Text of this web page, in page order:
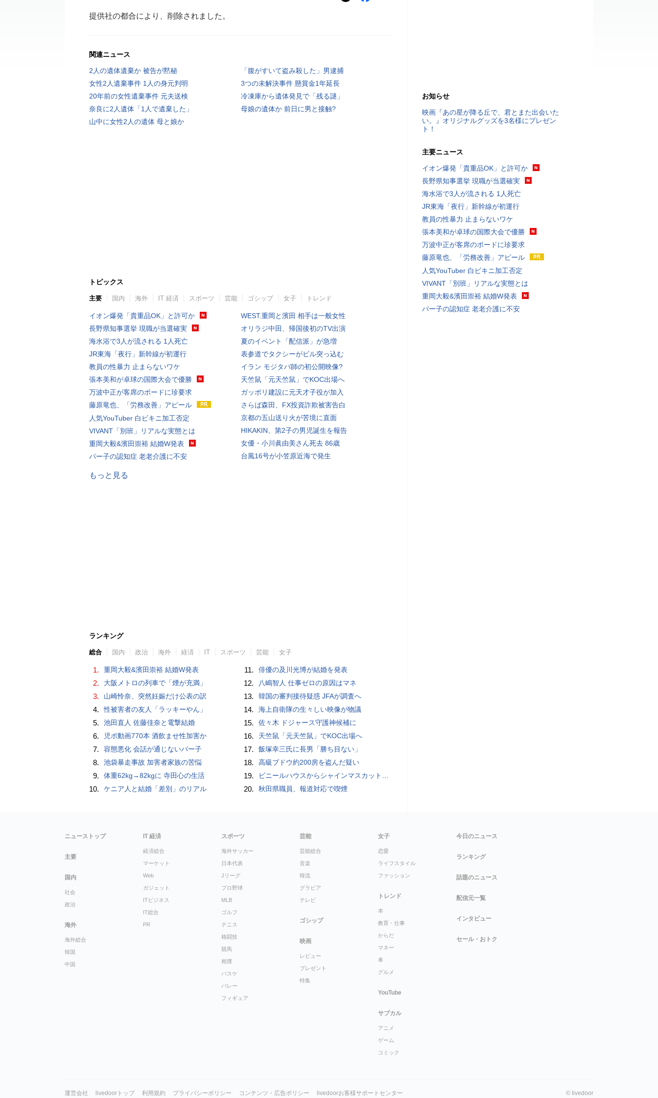
提供社の都合により、削除されました。
関連ニュース
2人の遺体遺棄か 被告が黙秘
「腹がすいて盗み殺した」男逮捕
女性2人遺棄事件 1人の身元判明
3つの未解決事件 懸賞金1年延長
20年前の女性遺棄事件 元夫送検
冷凍庫から遺体発見で「残る謎」
奈良に2人遺体「1人で遺棄した」
母娘の遺体か 前日に男と接触?
山中に女性2人の遺体 母と娘か
トピックス
主要 国内 海外 IT 経済 スポーツ 芸能 ゴシップ 女子 トレンド
イオン爆発「貴重品OK」と許可か
長野県知事選挙 現職が当選確実
海水浴で3人が流される 1人死亡
JR東海「夜行」新幹線が初運行
教員の性暴力 止まらないワケ
張本美和が卓球の国際大会で優勝
万波中正が客席のボードに珍要求
藤原竜也、「労務改善」アピール
人気YouTuber 白ビキニ加工否定
VIVANT「別班」リアルな実態とは
重岡大毅&濱田崇裕 結婚W発表
パー子の認知症 老老介護に不安
WEST.重岡と濱田 相手は一般女性
オリラジ中田、帰国後初のTV出演
夏のイベント「配信派」が急増
表参道でタクシーがビル突っ込む
イラン モジタバ師の初公開映像?
天竺鼠「元天竺鼠」でKOC出場へ
ガッポリ建設に元天才子役が加入
さらば森田、FX投資詐欺被害告白
京都の五山送り火が苦境に直面
HIKAKIN、第2子の男児誕生を報告
女優・小川眞由美さん死去 86歳
台風16号が小笠原近海で発生
もっと見る
ランキング
総合 国内 政治 海外 経済 IT スポーツ 芸能 女子
1. 重岡大毅&濱田崇裕 結婚W発表
2. 大阪メトロの列車で「煙が充満」
3. 山崎怜奈、突然妊娠だけ公表の訳
4. 性被害者の友人「ラッキーやん」
5. 池田直人 佐藤佳奈と電撃結婚
6. 児ポ動画770本 酒飲ませ性加害か
7. 容態悪化 会話が通じないパー子
8. 池袋暴走事故 加害者家族の苦悩
9. 体重62kg→82kgに 寺田心の生活
10. ケニア人と結婚「差別」のリアル
11. 俳優の及川光博が結婚を発表
12. 八嶋智人 仕事ゼロの原因はマネ
13. 韓国の審判接待疑惑 JFAが調査へ
14. 海上自衛隊の生々しい映像が物議
15. 佐々木 ドジャース守護神候補に
16. 天竺鼠「元天竺鼠」でKOC出場へ
17. 飯塚幸三氏に長男「勝ち目ない」
18. 高級ブドウ約200房を盗んだ疑い
19. ビニールハウスからシャインマスカット約200房を盗んだ疑い ネットで販売か 無職の男（42）逮捕 岡山県警
20. 秋田県職員、報道対応で喫煙
お知らせ
映画『あの星が降る丘で、君とまた出会いた
い。』オリジナルグッズを3名様にプレゼン
ト！
主要ニュース
イオン爆発「貴重品OK」と許可か
長野県知事選挙 現職が当選確実
海水浴で3人が流される 1人死亡
JR東海「夜行」新幹線が初運行
教員の性暴力 止まらないワケ
張本美和が卓球の国際大会で優勝
万波中正が客席のボードに珍要求
藤原竜也、「労務改善」アピール
人気YouTuber 白ビキニ加工否定
VIVANT「別班」リアルな実態とは
重岡大毅&濱田崇裕 結婚W発表
パー子の認知症 老老介護に不安
ニューストップ
主要
国内
社会
政治
海外
海外総合
韓国
中国
IT 経済
経済総合
マーケット
Web
ガジェット
ITビジネス
IT総合
PR
スポーツ
海外サッカー
日本代表
Jリーグ
プロ野球
MLB
ゴルフ
テニス
格闘技
競馬
相撲
バスケ
バレー
フィギュア
芸能
芸能総合
音楽
韓流
グラビア
テレビ
ゴシップ
映画
レビュー
プレゼント
特集
女子
恋愛
ライフスタイル
ファッション
トレンド
本
教育・仕事
からだ
マネー
車
グルメ
YouTube
サブカル
アニメ
ゲーム
コミック
今日のニュース
ランキング
話題のニュース
配信元一覧
インタビュー
セール・おトク
運営会社 livedoorトップ 利用規約 プライバシーポリシー コンテンツ・広告ポリシー livedoorお客様サポートセンター © livedoor